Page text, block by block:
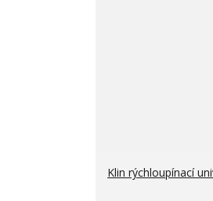
Klin rýchloupínací